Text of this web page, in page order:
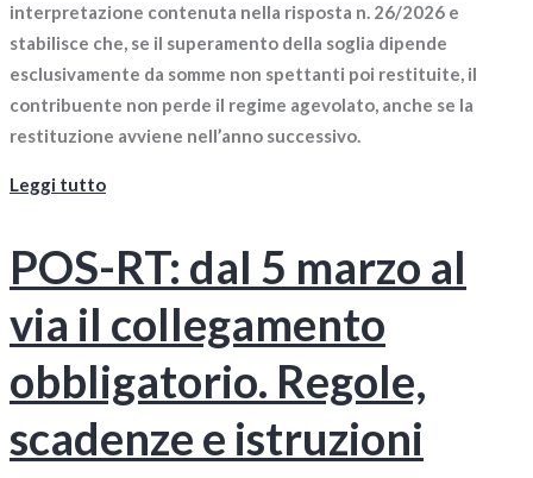
interpretazione contenuta nella risposta n. 26/2026 e
stabilisce che, se il superamento della soglia dipende
esclusivamente da somme non spettanti poi restituite, il
contribuente non perde il regime agevolato, anche se la
restituzione avviene nell’anno successivo.
Leggi tutto
POS-RT: dal 5 marzo al
via il collegamento
obbligatorio. Regole,
scadenze e istruzioni